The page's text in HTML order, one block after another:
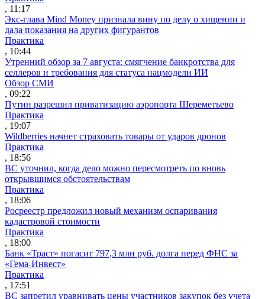
, 11:17
Экс-глава Mind Money признала вину по делу о хищении и
дала показания на других фигурантов
Практика
, 10:44
Утренний обзор за 7 августа: смягчение банкротства для
селлеров и требования для статуса нацмодели ИИ
Обзор СМИ
, 09:22
Путин разрешил приватизацию аэропорта Шереметьево
Практика
, 19:07
Wildberries начнет страховать товары от ударов дронов
Практика
, 18:56
ВС уточнил, когда дело можно пересмотреть по вновь
открывшимся обстоятельствам
Практика
, 18:06
Росреестр предложил новый механизм оспаривания
кадастровой стоимости
Практика
, 18:00
Банк «Траст» погасит 797,3 млн руб. долга перед ФНС за
«Гема-Инвест»
Практика
, 17:51
ВС запретил уравнивать цены участников закупок без учета